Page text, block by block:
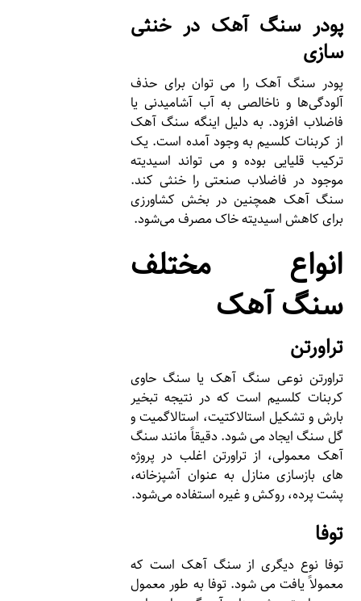
پودر سنگ آهک در خنثی
سازی
پودر سنگ آهک را می توان برای حذف
آلودگی‌ها و ناخالصی به آب آشامیدنی یا
فاضلاب افزود. به دلیل اینگه سنگ آهک
از کربنات کلسیم به وجود آمده است. یک
ترکیب قلیایی بوده و می تواند اسیدیته
موجود در فاضلاب صنعتی را خنثی کند.
سنگ آهک همچنین در بخش کشاورزی
برای کاهش اسیدیته خاک مصرف می‌شود.
انواع مختلف
سنگ آهک
تراورتن
تراورتن نوعی سنگ آهک یا سنگ حاوی
کربنات کلسیم است که در نتیجه تبخیر
بارش و تشکیل استالاکتیت، استالاگمیت و
گل سنگ ایجاد می شود. دقیقاً مانند سنگ
آهک معمولی، از تراورتن اغلب در پروژه
های بازسازی منازل به عنوان آشپزخانه،
پشت پرده، روکش و غیره استفاده می‌شود.
توفا
توفا نوع دیگری از سنگ آهک است که
معمولاً یافت می شود. توفا به طور معمول